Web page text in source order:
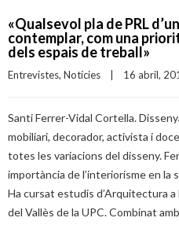
«Qualsevol pla de PRL
contemplar, com una
dels espais de treball»
Entrevistes, Notícies 16 abril,
Santi Ferrer-Vidal Cortella.
mobiliari, decorador, activista i
totes les variacions del disseny.
importància de l’interiorisme en la
Ha cursat estudis d’Arquitectura a
del Vallès de la UPC. Combinat amb